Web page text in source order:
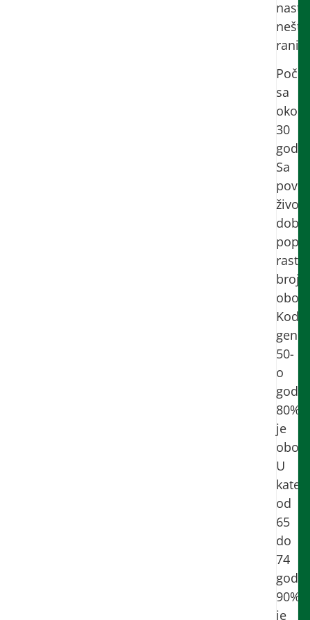
nešto
sa
oko
30
Sa
dobi
raste
broj
Kod
50-
o
80%
je
U
od
65
do
74
90%
je